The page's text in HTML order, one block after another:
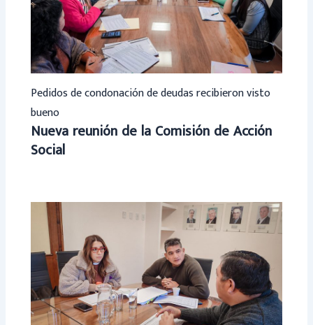
Pedidos de condonación de deudas recibieron visto
bueno
Nueva reunión de la Comisión de Acción
Social